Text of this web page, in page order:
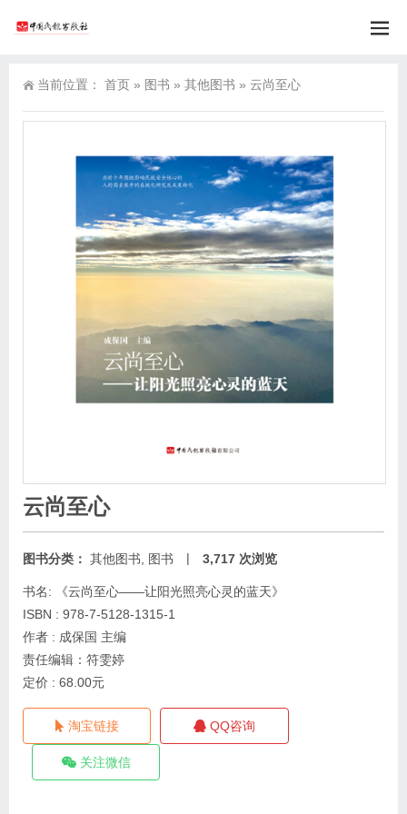
当前位置： 首页 » 图书 » 其他图书 » 云尚至心
云尚至心
图书分类： 其他图书 图书 | 3,717 次浏览
书名: 《云尚至心——让阳光照亮心灵的蓝天》
ISBN : 978-7-5128-1315-1
作者 : 成保国 主编
责任编辑：符雯婷
定价 : 68.00元
淘宝链接 QQ咨询
关注微信